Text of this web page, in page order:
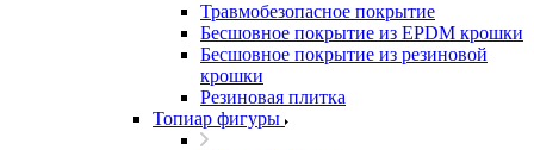
Травмобезопасное покрытие
Бесшовное покрытие из EPDM крошки
Бесшовное покрытие из резиновой
крошки
Резиновая плитка
Топиар фигуры